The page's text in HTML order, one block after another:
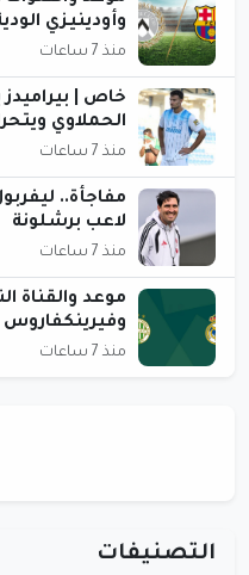
وأودينيزي
منذ 7 ساعات
خاص |
الحملاوي
منذ 7 ساعات
مفاجأة..
لاعب برشلونة
منذ 7 ساعات
موعد والقناة
وفيرينكفاروس
منذ 7 ساعات
التصنيفات